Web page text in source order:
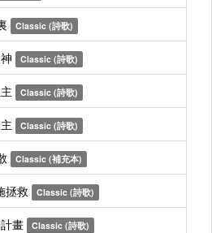
Classic (詩歌)
Classic (詩歌)
Classic (詩歌)
Classic (詩歌)
Classic (補充本)
拯救 Classic (詩歌)
畫 Classic (詩歌)